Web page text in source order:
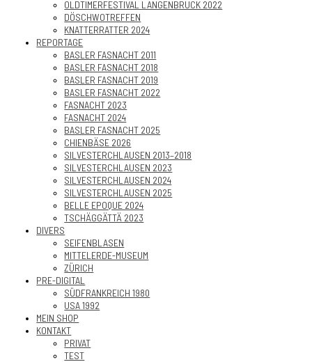
OLDTIMERFESTIVAL LANGENBRUCK 2022
DÖSCHWOTREFFEN
KNATTERRATTER 2024
REPORTAGE
BASLER FASNACHT 2011
BASLER FASNACHT 2018
BASLER FASNACHT 2019
BASLER FASNACHT 2022
FASNACHT 2023
FASNACHT 2024
BASLER FASNACHT 2025
CHIENBÄSE 2026
SILVESTERCHLAUSEN 2013–2018
SILVESTERCHLAUSEN 2023
SILVESTERCHLAUSEN 2024
SILVESTERCHLAUSEN 2025
BELLE EPOQUE 2024
TSCHÄGGÄTTÄ 2023
DIVERS
SEIFENBLASEN
MITTELERDE-MUSEUM
ZÜRICH
PRE-DIGITAL
SÜDFRANKREICH 1980
USA 1992
MEIN SHOP
KONTAKT
PRIVAT
TEST